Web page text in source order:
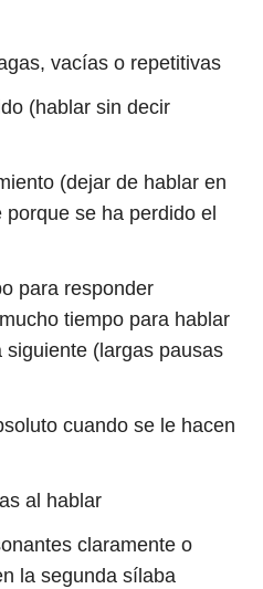
vacías o repetitivas
(hablar sin decir
(dejar de hablar en
se ha perdido el
para responder
tiempo para hablar
siguiente (largas pausas
cuando se le hacen
al hablar
claramente o
la segunda sílaba